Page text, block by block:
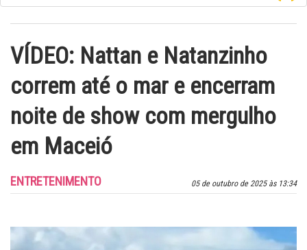
VÍDEO: Nattan e Natanzinho
correm até o mar e encerram
noite de show com mergulho
em Maceió
05 de outubro de 2025 às 13:34
ENTRETENIMENTO